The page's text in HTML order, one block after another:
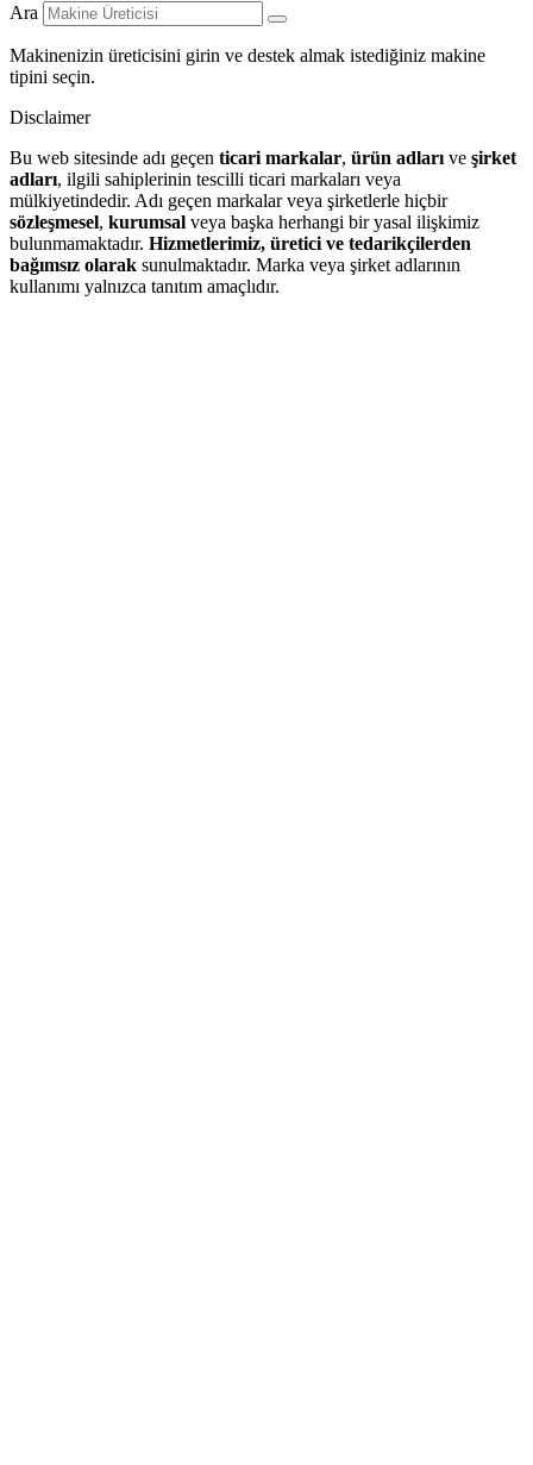
Ara
Makinenizin üreticisini girin ve destek almak istediğiniz makine
tipini seçin.
Disclaimer
Bu web sitesinde adı geçen ticari markalar, ürün adları ve şirket
adları, ilgili sahiplerinin tescilli ticari markaları veya
mülkiyetindedir. Adı geçen markalar veya şirketlerle hiçbir
sözleşmesel, kurumsal veya başka herhangi bir yasal ilişkimiz
bulunmamaktadır. Hizmetlerimiz, üretici ve tedarikçilerden
bağımsız olarak sunulmaktadır. Marka veya şirket adlarının
kullanımı yalnızca tanıtım amaçlıdır.